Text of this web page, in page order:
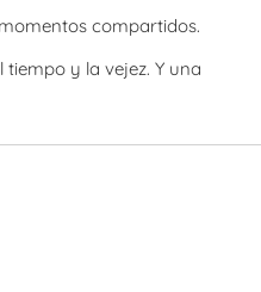
compartidos.
y la vejez. Y una